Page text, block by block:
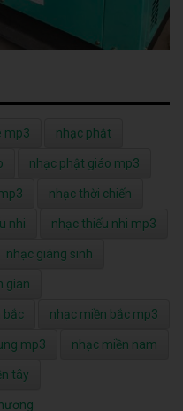
mp3 nhạc phật
nhạc phật giáo mp3
nhạc thời chiến
nhi nhạc thiếu nhi mp3
nhạc giáng sinh
gian
bắc nhạc miền bắc mp3
mp3 nhạc miền nam
tây